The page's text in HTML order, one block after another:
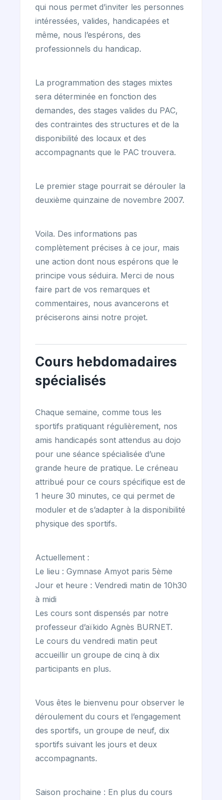
qui nous permet d’inviter les personnes
intéressées, valides, handicapées et
même, nous l’espérons, des
professionnels du handicap.
La programmation des stages mixtes
sera déterminée en fonction des
demandes, des stages valides du PAC,
des contraintes des structures et de la
disponibilité des locaux et des
accompagnants que le PAC trouvera.
Le premier stage pourrait se dérouler la
deuxième quinzaine de novembre 2007.
Voila. Des informations pas
complètement précises à ce jour, mais
une action dont nous espérons que le
principe vous séduira. Merci de nous
faire part de vos remarques et
commentaires, nous avancerons et
préciserons ainsi notre projet.
Cours hebdomadaires
spécialisés
Chaque semaine, comme tous les
sportifs pratiquant régulièrement, nos
amis handicapés sont attendus au dojo
pour une séance spécialisée d’une
grande heure de pratique. Le créneau
attribué pour ce cours spécifique est de
1 heure 30 minutes, ce qui permet de
moduler et de s’adapter à la disponibilité
physique des sportifs.
Actuellement :
Le lieu : Gymnase Amyot paris 5ème
Jour et heure : Vendredi matin de 10h30
à midi
Les cours sont dispensés par notre
professeur d’aïkido Agnès BURNET.
Le cours du vendredi matin peut
accueillir un groupe de cinq à dix
participants en plus.
Vous êtes le bienvenu pour observer le
déroulement du cours et l’engagement
des sportifs, un groupe de neuf, dix
sportifs suivant les jours et deux
accompagnants.
Saison prochaine : En plus du cours